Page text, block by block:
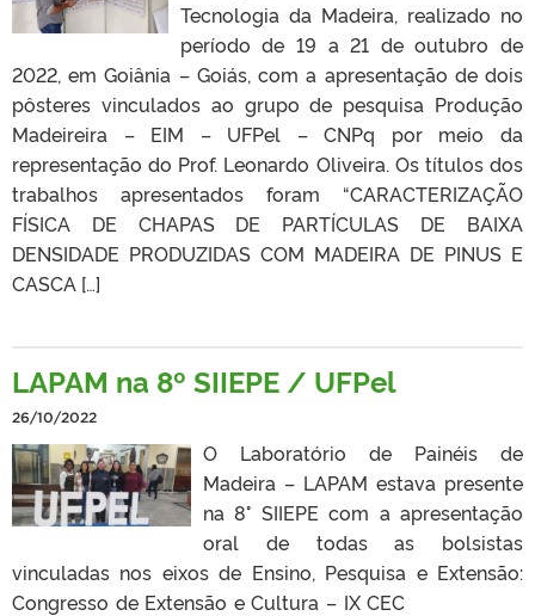
Tecnologia da Madeira, realizado no
período de 19 a 21 de outubro de
2022, em Goiânia – Goiás, com a apresentação de dois
pôsteres vinculados ao grupo de pesquisa Produção
Madeireira – EIM – UFPel – CNPq por meio da
representação do Prof. Leonardo Oliveira. Os títulos dos
trabalhos apresentados foram “CARACTERIZAÇÃO
FÍSICA DE CHAPAS DE PARTÍCULAS DE BAIXA
DENSIDADE PRODUZIDAS COM MADEIRA DE PINUS E
CASCA […]
LAPAM na 8º SIIEPE / UFPel
26/10/2022
O Laboratório de Painéis de
Madeira – LAPAM estava presente
na 8° SIIEPE com a apresentação
oral de todas as bolsistas
vinculadas nos eixos de Ensino, Pesquisa e Extensão:
Congresso de Extensão e Cultura – IX CEC